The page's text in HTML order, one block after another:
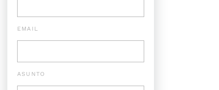
EMAIL
ASUNTO